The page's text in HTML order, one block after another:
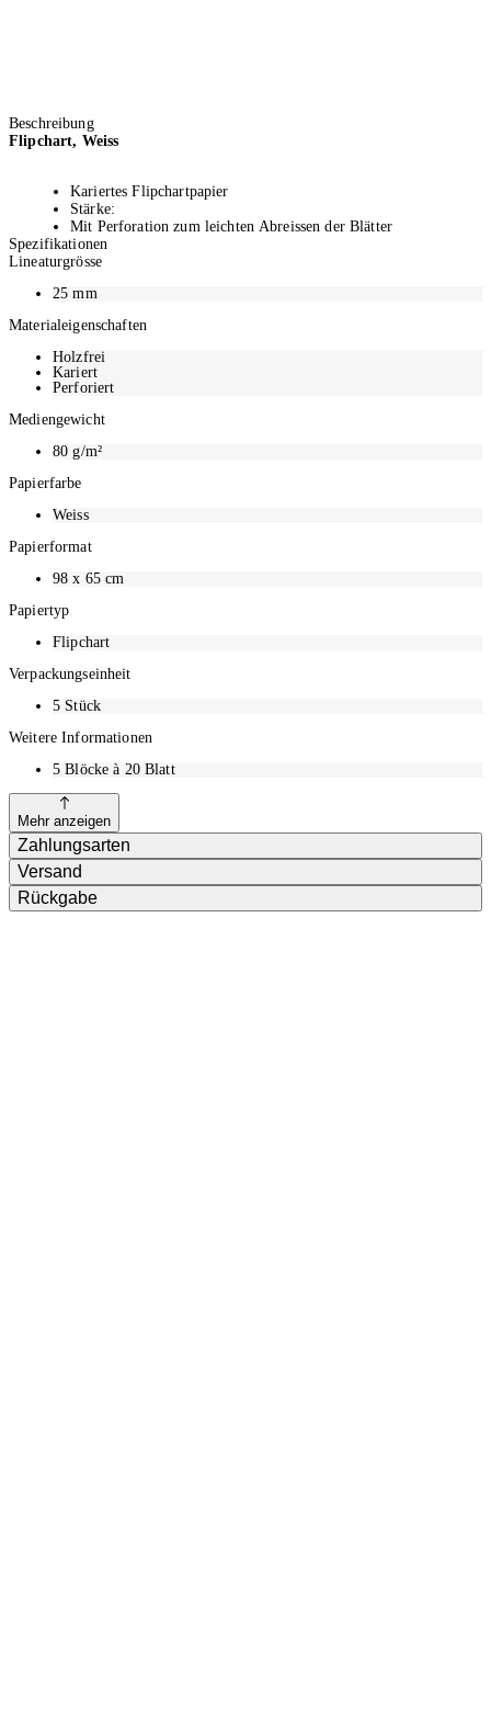
Beschreibung
Flipchart, Weiss
Kariertes Flipchartpapier
Stärke:
Mit Perforation zum leichten Abreissen der Blätter
Holzfrei und chlorfrei gebleicht
Format: 98 x 65 cm
Spezifikationen
Lineaturgrösse
25mm
Materialeigenschaften
Holzfrei
Kariert
Perforiert
Mediengewicht
80g/m²
Papierfarbe
Weiss
Papierformat
98 x 65 cm
Papiertyp
Flipchart
Verpackungseinheit
5 Stück
Weitere Informationen
5 Blöcke à 20 Blatt
Mehr anzeigen
Zahlungsarten
Versand
Rückgabe